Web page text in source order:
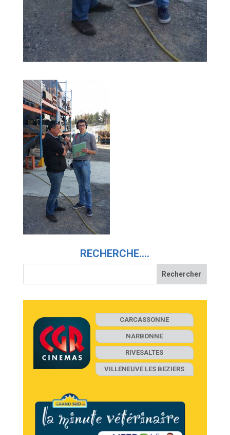
RECHERCHE….
CARCASSONNE
NARBONNE
RIVESALTES
VILLENEUVE LES BEZIERS